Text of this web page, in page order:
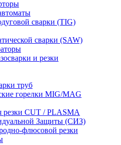
сварки (TIG)
сварки (SAW)
и резки
труб
горелки MIG/MAG
резки CUT / PLASMA
Защиты (СИЗ)
флюсовой резки